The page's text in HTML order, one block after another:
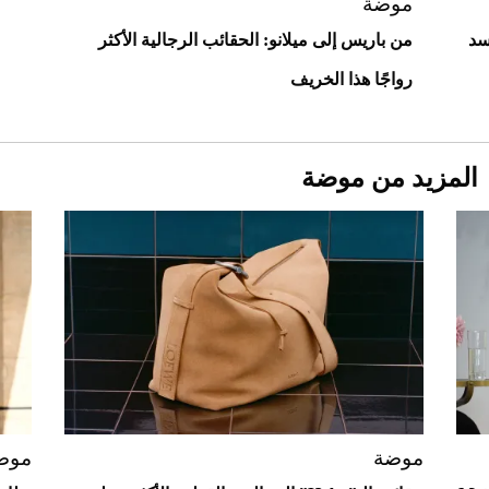
Aston Martin Valiant: على هوى الأبطال
من باريس إلى ميلانو: الحقائب الرجالية الأكثر
رواجًا هذا الخريف
المزيد من موضة
موضة